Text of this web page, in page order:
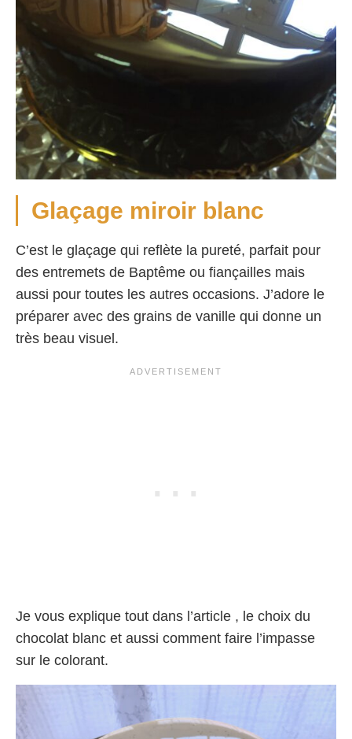
Glaçage miroir blanc
C’est le glaçage qui reflète la pureté, parfait pour
des entremets de Baptême ou fiançailles mais
aussi pour toutes les autres occasions. J’adore le
préparer avec des grains de vanille qui donne un
très beau visuel.
Je vous explique tout dans l’article , le choix du
chocolat blanc et aussi comment faire l’impasse
sur le colorant.